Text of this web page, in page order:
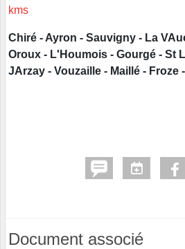
kms
Chiré - Ayron - Sauvigny - La
Oroux - L'Houmois - Gourgé - St
JArzay - Vouzaille - Maillé - Froze
Document associé